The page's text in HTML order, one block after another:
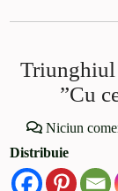
Triunghiul
”Cu
Niciun
Distribuie